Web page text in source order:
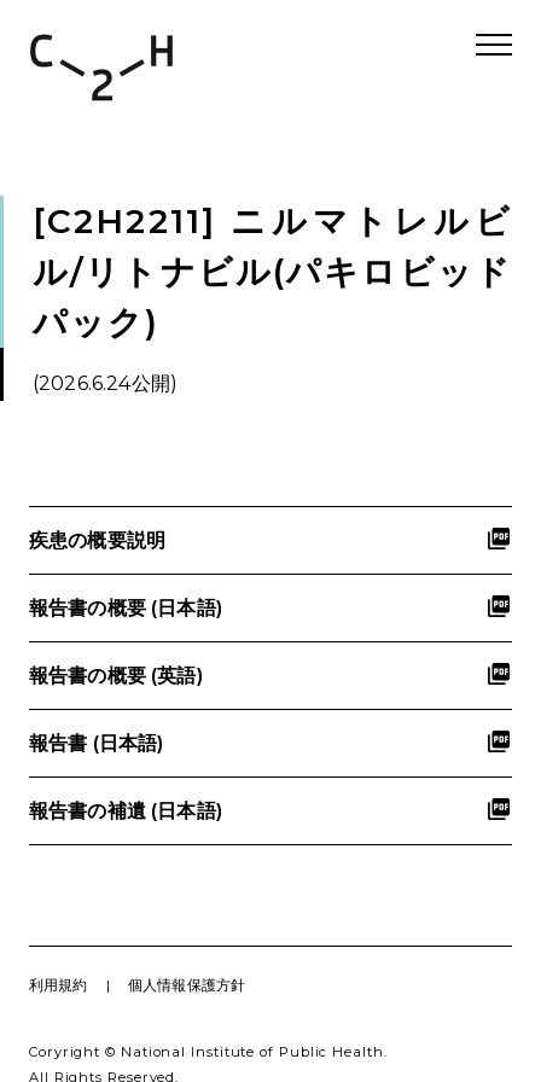
[C2H2211] ニルマトレルビ
ル/リトナビル(パキロビッド
パック)
(2026.6.24公開)
疾患の概要説明
報告書の概要 (日本語)
報告書の概要 (英語)
報告書 (日本語)
報告書の補遺 (日本語)
利用規約 個人情報保護方針
Coryright © National Institute of Public Health.
All Rights Reserved.